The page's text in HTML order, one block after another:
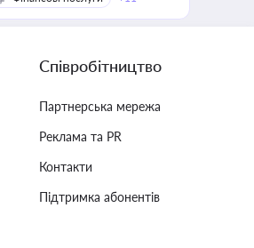
Співробітництво
Партнерська мережа
Реклама та PR
Контакти
Підтримка абонентів